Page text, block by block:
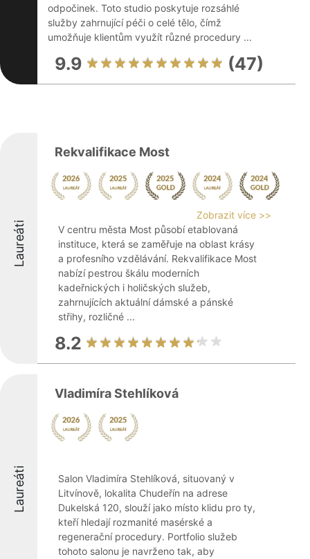
odpočinek. Toto studio poskytuje rozsáhlé
služby zahrnující péči o celé tělo, čímž
umožňuje klientům využít různé procedury ...
9.9 (47)
Laureáti
Rekvalifikace Most
Zobrazit více >>
V centru města Most působí etablovaná
instituce, která se zaměřuje na oblast krásy
a profesního vzdělávání. Rekvalifikace Most
nabízí pestrou škálu moderních
kadeřnických i holičských služeb,
zahrnujících aktuální dámské a pánské
střihy, rozličné ...
8.2
Laureáti
Vladimíra Stehlíková
Salon Vladimíra Stehlíková, situovaný v
Litvínově, lokalita Chudeřín na adrese
Dukelská 120, slouží jako místo klidu pro ty,
kteří hledají rozmanité masérské a
regenerační procedury. Portfolio služeb
tohoto salonu je navrženo tak, aby